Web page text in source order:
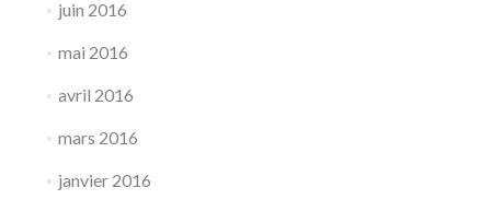
juin 2016
mai 2016
avril 2016
mars 2016
janvier 2016